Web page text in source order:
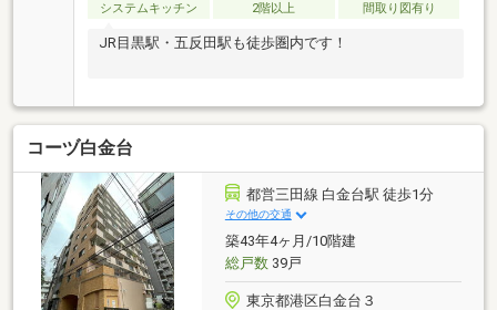
システムキッチン 2階以上 間取り図有り
JR目黒駅・五反田駅も徒歩圏内です！
コーヅ白金台
都営三田線 白金台駅 徒歩1分
その他の交通
築43年4ヶ月/10階建
総戸数39戸
東京都港区白金台３